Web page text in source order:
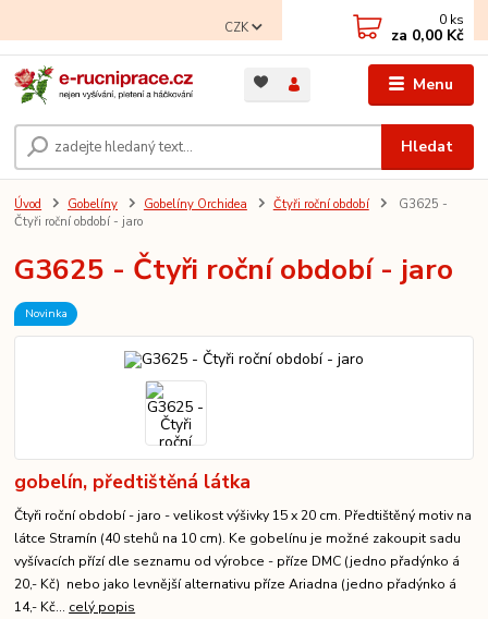
Menu
CZK
Hledat
0 ks
za 0,00 Kč
Úvod Gobelíny Gobelíny Orchidea Čtyři roční období
G3625 -
Čtyři roční období - jaro
G3625 - Čtyři roční období - jaro
Novinka
gobelín, předtištěná látka
Čtyři roční období - jaro - velikost výšivky 15 x 20 cm. Předtištěný motiv na
látce Stramín (40 stehů na 10 cm). Ke gobelínu je možné zakoupit sadu
vyšívacích přízí dle seznamu od výrobce - příze DMC (jedno přadýnko á
20,- Kč) nebo jako levnější alternativu příze Ariadna (jedno přadýnko á
14,- Kč... celý popis